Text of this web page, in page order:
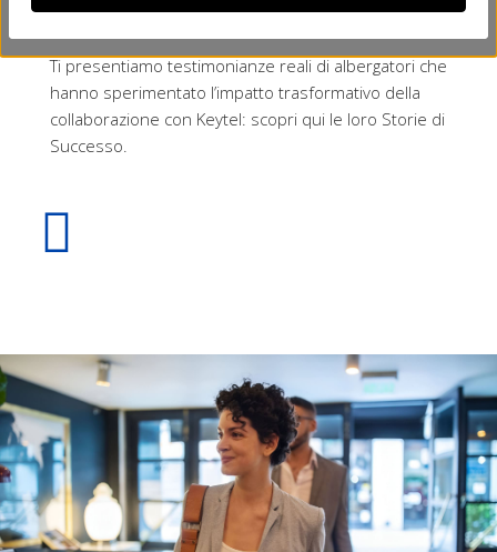
garantire i migliori risultati nel breve e lungo termine.
Ti presentiamo testimonianze reali di albergatori che
hanno sperimentato l’impatto trasformativo della
collaborazione con Keytel: scopri qui le loro Storie di
Successo.